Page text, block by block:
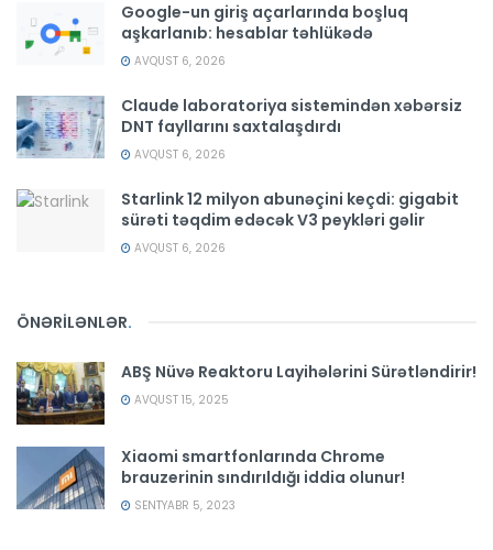
Google-un giriş açarlarında boşluq
aşkarlanıb: hesablar təhlükədə
AVQUST 6, 2026
Claude laboratoriya sistemindən xəbərsiz
DNT fayllarını saxtalaşdırdı
AVQUST 6, 2026
Starlink 12 milyon abunəçini keçdi: gigabit
sürəti təqdim edəcək V3 peykləri gəlir
AVQUST 6, 2026
ÖNƏRİLƏNLƏR.
ABŞ Nüvə Reaktoru Layihələrini Sürətləndirir!
AVQUST 15, 2025
Xiaomi smartfonlarında Chrome
brauzerinin sındırıldığı iddia olunur!
SENTYABR 5, 2023